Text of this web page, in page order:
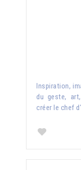
Inspiration,
du geste,
créer le chef